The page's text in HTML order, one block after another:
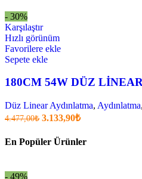
- 30%
Karşılaştır
Hızlı görünüm
Favorilere ekle
Sepete ekle
180CM 54W DÜZ
Düz Linear Aydınlatma, Aydınlatma,
4.477,00₺ Orijinal
4.477,00₺.
3.133,90₺Şu
En Popüler Ürünler
- 49%